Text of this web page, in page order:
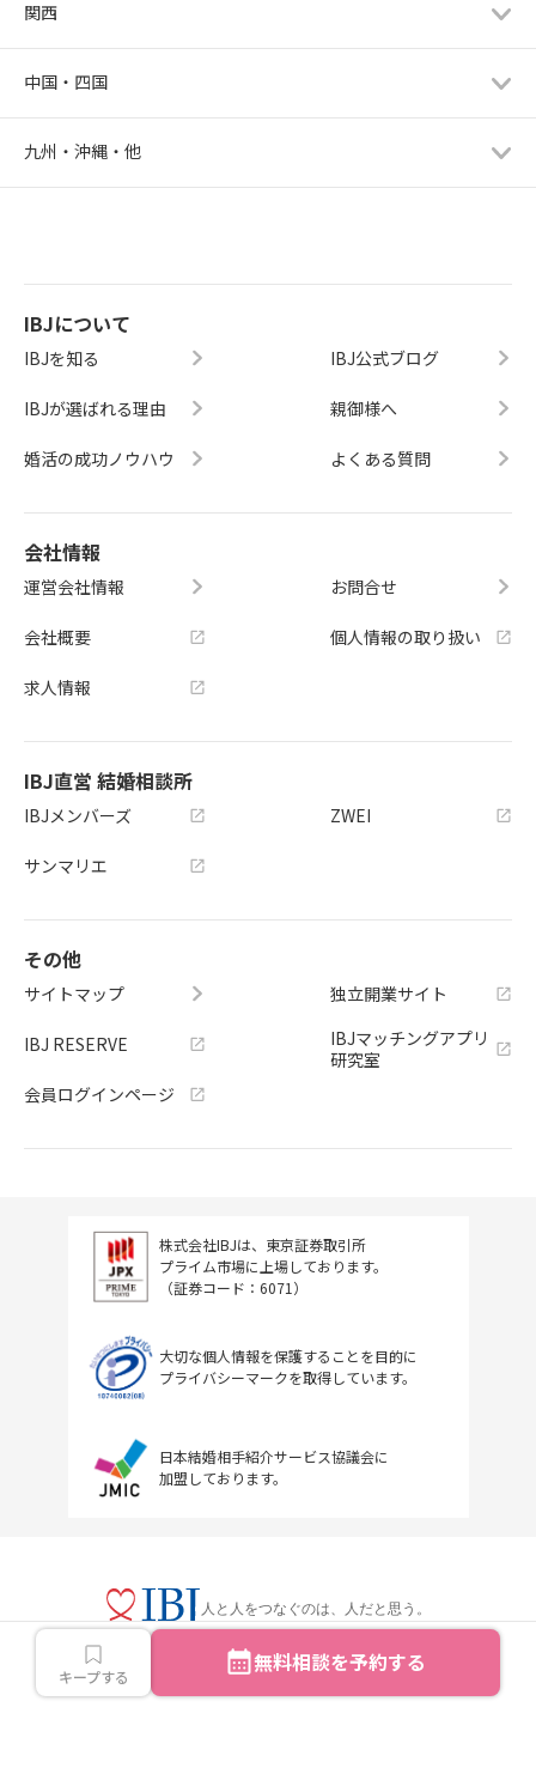
キープする 無料相談を予約する
関西
中国・四国
九州・沖縄・他
IBJについて
IBJを知る
IBJが選ばれる理由
婚活の成功ノウハウ
IBJ公式ブログ
親御様へ
よくある質問
会社情報
運営会社情報
会社概要
求人情報
お問合せ
個人情報の取り扱い
IBJ直営 結婚相談所
IBJメンバーズ
サンマリエ
ZWEI
その他
サイトマップ
IBJ RESERVE
会員ログインページ
独立開業サイト
IBJマッチングアプリ
研究室
株式会社IBJは、東京証券取引所
プライム市場に上場しております。
（証券コード：6071）
大切な個人情報を保護することを目的に
プライバシーマークを取得しています。
日本結婚相手紹介サービス協議会に
加盟しております。
人と人をつなぐのは、人だと思う。